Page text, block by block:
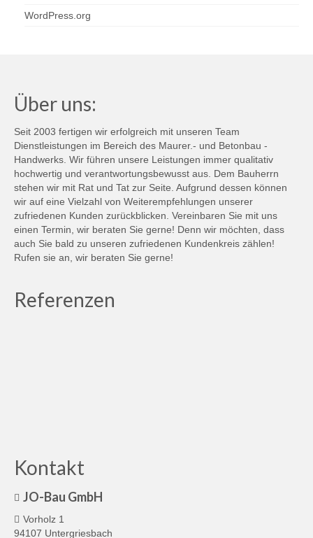
WordPress.org
Über uns:
Seit 2003 fertigen wir erfolgreich mit unseren Team
Dienstleistungen im Bereich des Maurer.- und Betonbau -
Handwerks. Wir führen unsere Leistungen immer qualitativ
hochwertig und verantwortungsbewusst aus. Dem Bauherrn
stehen wir mit Rat und Tat zur Seite. Aufgrund dessen können
wir auf eine Vielzahl von Weiterempfehlungen unserer
zufriedenen Kunden zurückblicken. Vereinbaren Sie mit uns
einen Termin, wir beraten Sie gerne! Denn wir möchten, dass
auch Sie bald zu unseren zufriedenen Kundenkreis zählen!
Rufen sie an, wir beraten Sie gerne!
Referenzen
Kontakt
JO-Bau GmbH
Vorholz 1
94107 Untergriesbach